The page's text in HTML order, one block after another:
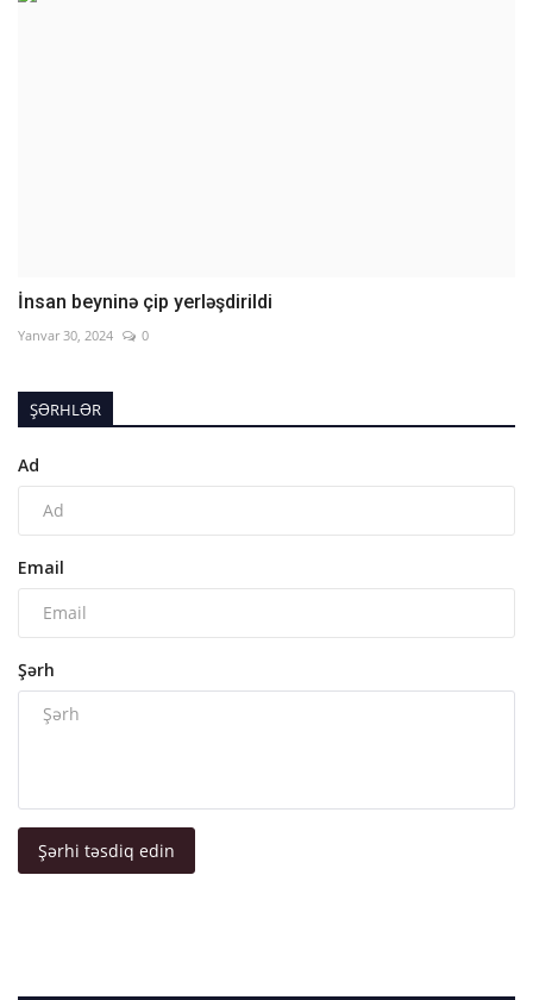
İnsan beyninə çip yerləşdirildi
Yanvar 30, 2024 0
ŞƏRHLƏR
Ad
Email
Şərh
Şərhi təsdiq edin